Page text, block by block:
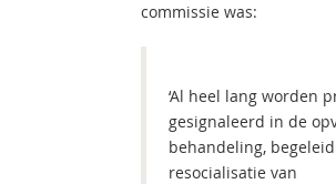
commissie was:
‘Al heel lang worden
gesignaleerd in de
behandeling,
resocialisatie van